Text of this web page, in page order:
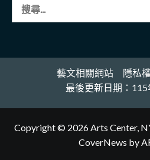
字:
藝文相關網站
隱私
最後更新日期：
Copyright © 2026 Arts Center,
CoverNews by